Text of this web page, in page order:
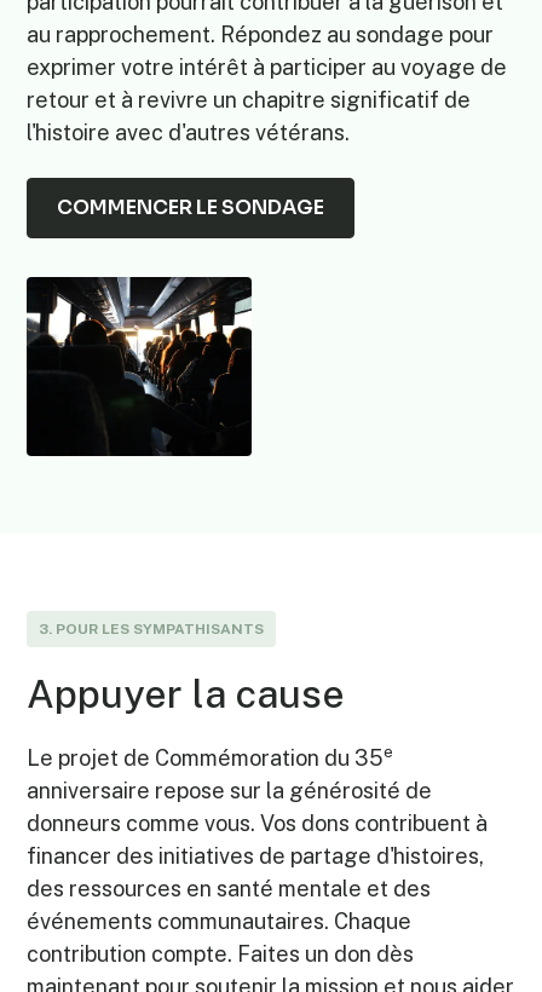
au rapprochement. Répondez au sondage pour
exprimer votre intérêt à participer au voyage de
retour et à revivre un chapitre significatif de
l'histoire avec d'autres vétérans.
COMMENCER LE SONDAGE
3. POUR LES SYMPATHISANTS
Appuyer la cause
Le projet de Commémoration du 35e
anniversaire repose sur la générosité de
donneurs comme vous. Vos dons contribuent à
financer des initiatives de partage d'histoires,
des ressources en santé mentale et des
événements communautaires. Chaque
contribution compte. Faites un don dès
maintenant pour soutenir la mission et nous aider